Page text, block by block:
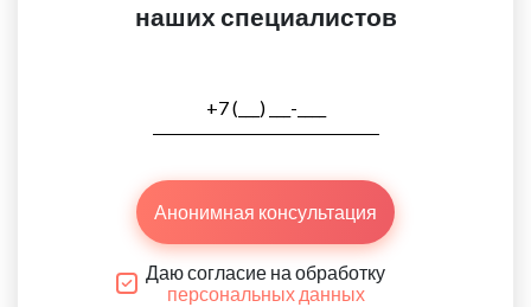
наших специалистов
Анонимная консультация
Даю согласие на обработку
персональных данных